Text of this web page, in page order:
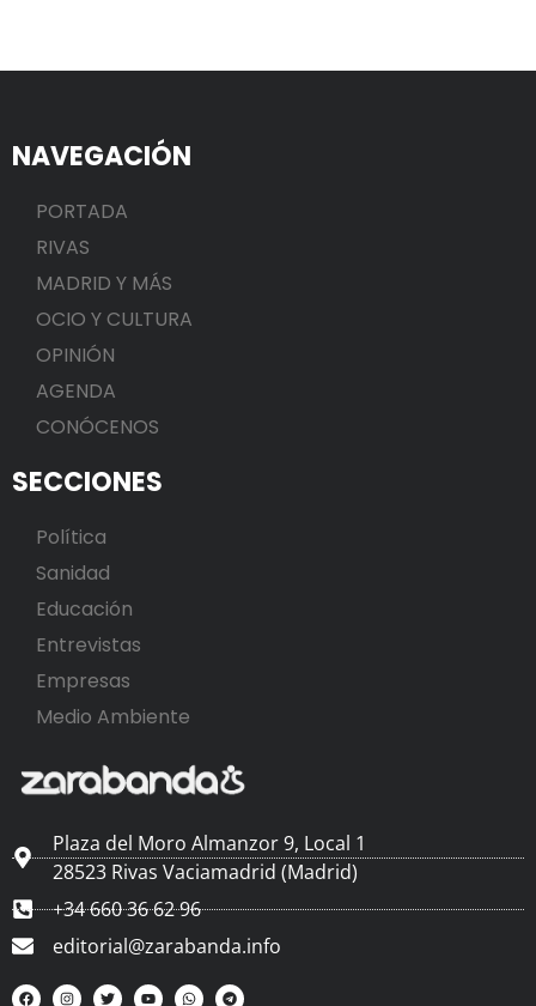
NAVEGACIÓN
PORTADA
RIVAS
MADRID Y MÁS
OCIO Y CULTURA
OPINIÓN
AGENDA
CONÓCENOS
SECCIONES
Política
Sanidad
Educación
Entrevistas
Empresas
Medio Ambiente
Plaza del Moro Almanzor 9, Local 1
28523 Rivas Vaciamadrid (Madrid)
+34 660 36 62 96
editorial@zarabanda.info